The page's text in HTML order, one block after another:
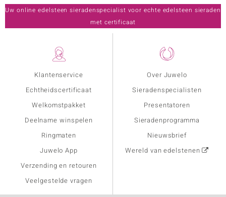
Klantenservice
Echtheidscertificaat
Welkomstpakket
Deelname winspelen
Ringmaten
Juwelo App
Verzending en retouren
Veelgestelde vragen
Over Juwelo
Sieradenspecialisten
Presentatoren
Sieradenprogramma
Nieuwsbrief
Wereld van edelstenen
Uw online edelsteen sieradenspecialist voor echte edelsteen sieraden
met certificaat